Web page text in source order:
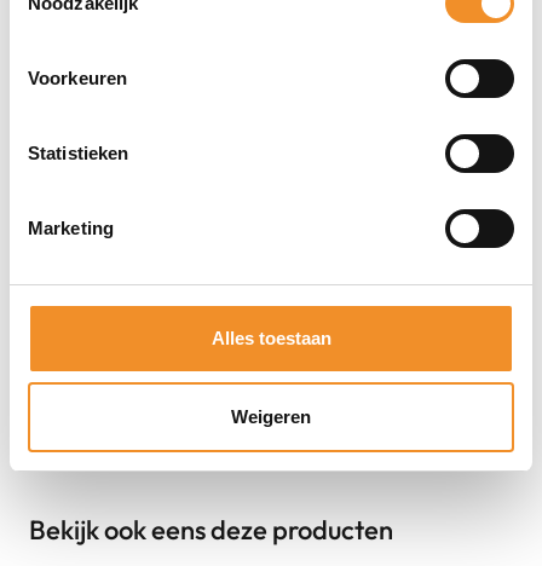
Voorkeuren
Statistieken
Marketing
Alles toestaan
Weigeren
Bekijk ook eens deze producten